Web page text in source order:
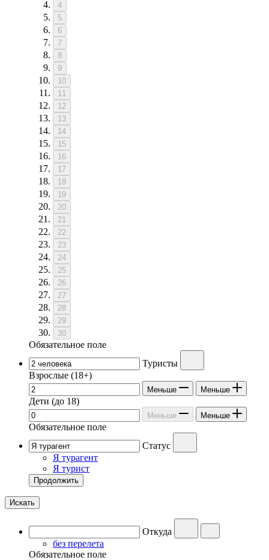
4
5
6
7
8
9
10
11
12
13
14
15
16
17
18
19
20
21
22
23
24
25
26
27
28
29
30
Обязательное поле
Туристы
Взрослые (18+)
Меньше Меньше
Дети (до 18)
Меньше Меньше
Обязательное поле
Статус
Я турагент
Я турист
Продолжить
Искать
Откуда
без перелета
Обязательное поле